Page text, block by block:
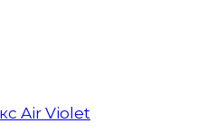
Air Violet